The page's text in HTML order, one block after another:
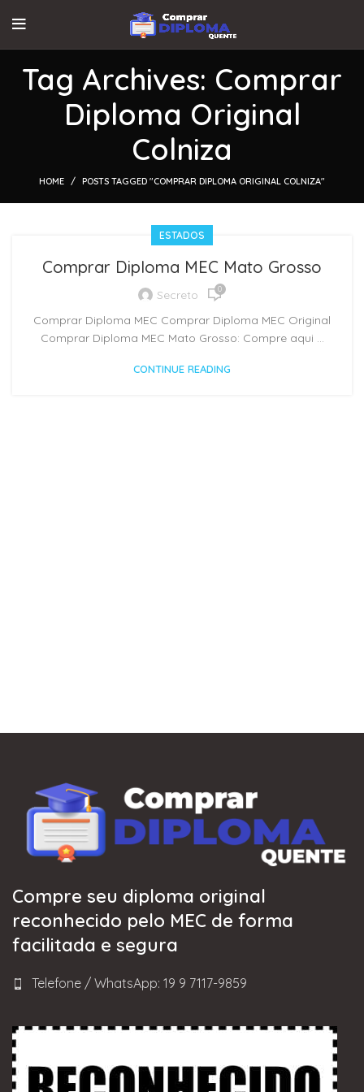
Tag Archives: Comprar
Diploma Original
Colniza
HOME POSTS TAGGED "COMPRAR DIPLOMA ORIGINAL COLNIZA"
ESTADOS
Comprar Diploma MEC Mato Grosso
Secreto 0
Comprar Diploma MEC Comprar Diploma MEC Original
Comprar Diploma MEC Mato Grosso: Compre aqui ...
CONTINUE READING
Compre seu diploma original
reconhecido pelo MEC de forma
facilitada e segura
Telefone / WhatsApp: 19 9 7117-9859